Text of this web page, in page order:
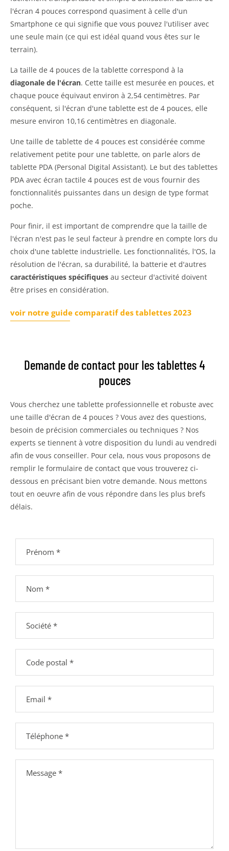
l'écran 4 pouces correspond quasiment à celle d'un
Smartphone ce qui signifie que vous pouvez l'utiliser avec
une seule main (ce qui est idéal quand vous êtes sur le
terrain).
La taille de 4 pouces de la tablette correspond à la
diagonale de l'écran. Cette taille est mesurée en pouces, et
chaque pouce équivaut environ à 2,54 centimètres. Par
conséquent, si l'écran d'une tablette est de 4 pouces, elle
mesure environ 10,16 centimètres en diagonale.
Une taille de tablette de 4 pouces est considérée comme
relativement petite pour une tablette, on parle alors de
tablette PDA (Personal Digital Assistant). Le but des tablettes
PDA avec écran tactile 4 pouces est de vous fournir des
fonctionnalités puissantes dans un design de type format
poche.
Pour finir, il est important de comprendre que la taille de
l'écran n'est pas le seul facteur à prendre en compte lors du
choix d'une tablette industrielle. Les fonctionnalités, l'OS, la
résolution de l'écran, sa durabilité, la batterie et d'autres
caractéristiques spécifiques au secteur d'activité doivent
être prises en considération.
voir notre guide comparatif des tablettes 2023
Demande de contact pour les tablettes 4
pouces
Vous cherchez une tablette professionnelle et robuste avec
une taille d'écran de 4 pouces ? Vous avez des questions,
besoin de précision commerciales ou techniques ? Nos
experts se tiennent à votre disposition du lundi au vendredi
afin de vous conseiller. Pour cela, nous vous proposons de
remplir le formulaire de contact que vous trouverez ci-
dessous en précisant bien votre demande. Nous mettons
tout en oeuvre afin de vous répondre dans les plus brefs
délais.